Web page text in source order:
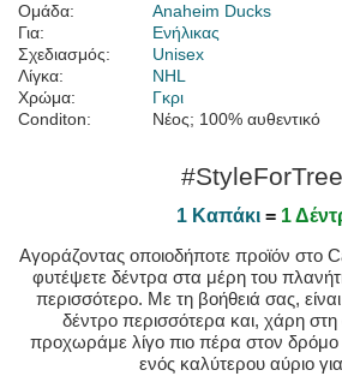
Ομάδα:
Anaheim Ducks
Για:
Ενήλικας
Σχεδιασμός:
Unisex
Λίγκα:
NHL
Χρώμα:
Γκρι
Conditon:
Νέος; 100% αυθεντικό
1 Καπάκι = 1
Αγοράζοντας οποιοδήποτε προϊόν στο
φυτέψετε δέντρα στα μέρη του
περισσότερο. Με τη βοήθειά σας,
δέντρο περισσότερα και, χάρη
προχωράμε λίγο πιο πέρα στον δρόμο
ενός καλύτερου αύριο